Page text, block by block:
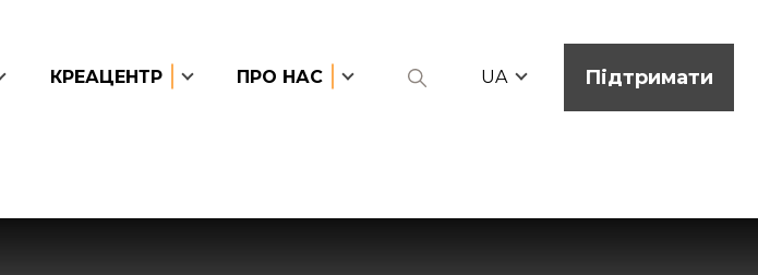
КРЕАЦЕНТР ПРО НАС UA Підтримати